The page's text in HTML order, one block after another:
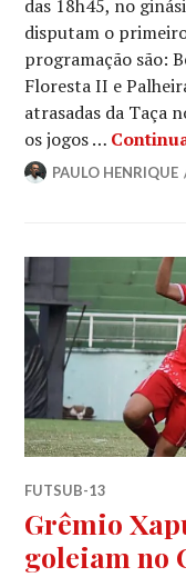
das 18h45, no
disputam o
programação são:
Floresta II e
atrasadas da Taça
os jogos …
PAULO HENRIQUE
FUTSUB-13
Grêmio
goleiam no